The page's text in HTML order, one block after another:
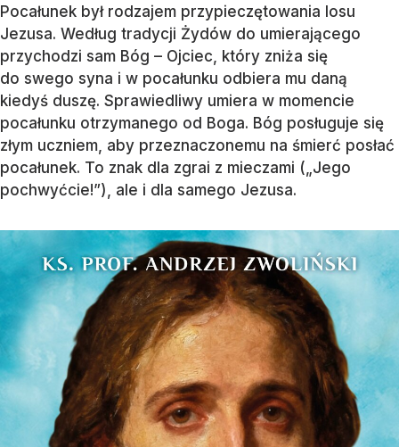
Pocałunek był rodzajem przypieczętowania losu
Jezusa. Według tradycji Żydów do umierającego
przychodzi sam Bóg – Ojciec, który zniża się
do swego syna i w pocałunku odbiera mu daną
kiedyś duszę. Sprawiedliwy umiera w momencie
pocałunku otrzymanego od Boga. Bóg posługuje się
złym uczniem, aby przeznaczonemu na śmierć posłać
pocałunek. To znak dla zgrai z mieczami („Jego
pochwyćcie!”), ale i dla samego Jezusa.